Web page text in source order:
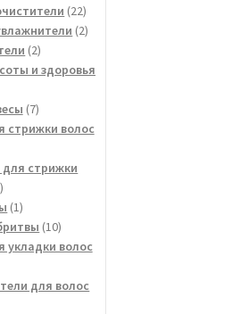
2222
товара
22
22
товара
и здоровья
77
товаров
стрижки волос
стрижки
23
товара
11
товар1010
товаров
укладки волос
для волос